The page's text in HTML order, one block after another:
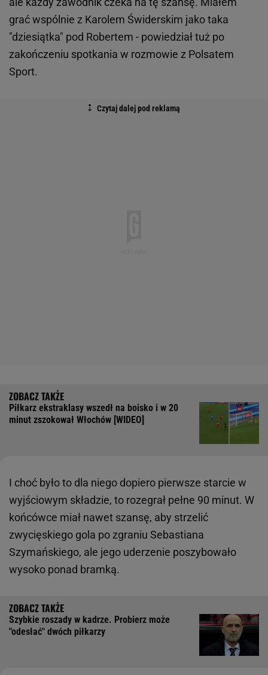
grać wspólnie z Karolem Świderskim jako taka
"dziesiątka" pod Robertem - powiedział tuż po
zakończeniu spotkania w rozmowie z Polsatem
Sport.
Piłkarz ekstraklasy wszedł na boisko i w 20
minut zszokował Włochów [WIDEO]
I choć było to dla niego dopiero pierwsze starcie w
wyjściowym składzie, to rozegrał pełne 90 minut. W
końcówce miał nawet szansę, aby strzelić
zwycięskiego gola po zgraniu Sebastiana
Szymańskiego, ale jego uderzenie poszybowało
wysoko ponad bramką.
Szybkie roszady w kadrze. Probierz może
"odesłać" dwóch piłkarzy